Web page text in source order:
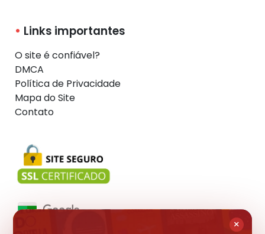
Links importantes
O site é confiável?
DMCA
Política de Privacidade
Mapa do Site
Contato
×